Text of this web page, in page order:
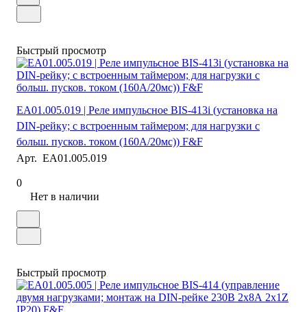
Быстрый просмотр
EA01.005.019 | Реле импульсное BIS-413i (установка на
DIN-рейку; с встроенным таймером; для нагрузки с
больш. пусков. током (160А/20мс)) F&F
Арт. EA01.005.019
0
Нет в наличии
Быстрый просмотр